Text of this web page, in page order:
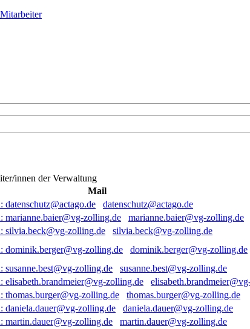
Mitarbeiter
innen der Verwaltung
Mail
datenschutz@actago.de
marianne.baier@vg-zolling.de
silvia.beck@vg-zolling.de
dominik.berger@vg-zolling.de
susanne.best@vg-zolling.de
thomas.burger@vg-zolling.de
daniela.dauer@vg-zolling.de
martin.dauer@vg-zolling.de